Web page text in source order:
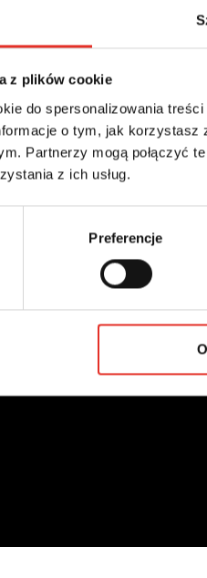
z plików cookie
do spersonalizowania
o tym, jak korzystasz
Partnerzy mogą połączyć
z ich usług.
Preferencje
który pomoże
.